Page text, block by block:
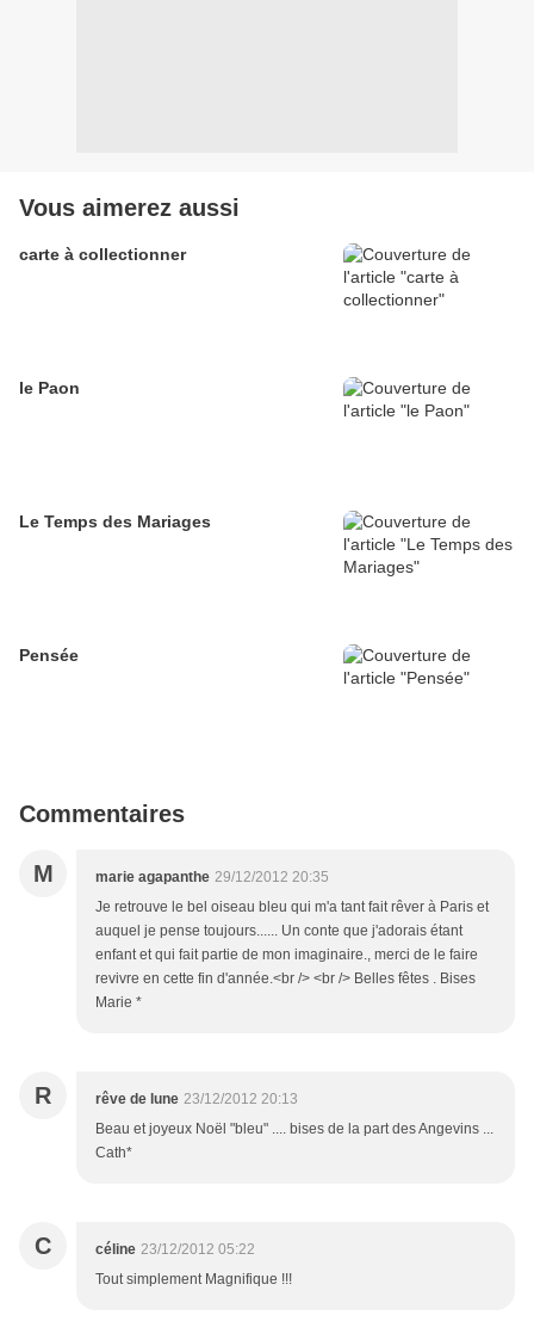
Vous aimerez aussi
carte à collectionner
le Paon
Le Temps des Mariages
Pensée
Commentaires
M marie agapanthe 29/12/2012 20:35
Je retrouve le bel oiseau bleu qui m'a tant fait rêver à Paris et
auquel je pense toujours...... Un conte que j'adorais étant
enfant et qui fait partie de mon imaginaire., merci de le faire
revivre en cette fin d'année.<br /> <br /> Belles fêtes . Bises
Marie *
R rêve de lune 23/12/2012 20:13
Beau et joyeux Noël "bleu" .... bises de la part des Angevins ...
Cath*
C céline 23/12/2012 05:22
Tout simplement Magnifique !!!